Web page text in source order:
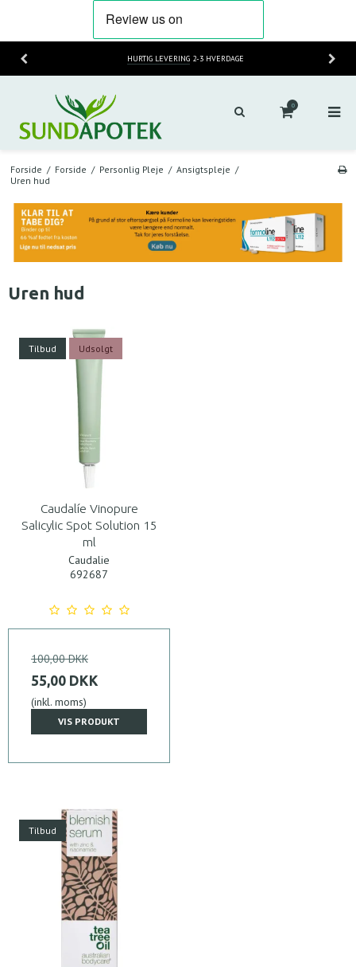
HURTIG LEVERING2-3 HVERDAGE
0
Forside / Forside / Personlig Pleje / Ansigtspleje /
Uren hud
Uren hud
Tilbud Udsolgt
Caudalíe Vinopure
Salicylic Spot Solution 15
ml
Caudalie
692687
100,00 DKK
55,00 DKK
(inkl. moms)
VIS PRODUKT
Tilbud